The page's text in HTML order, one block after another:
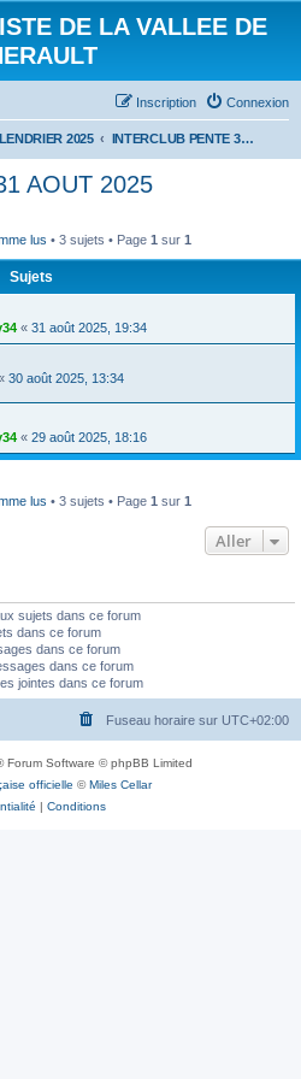
DE LA VALLEE DE
Connexion
Inscription
2025 INTERCLUB PENTE 31 AOUT 2025
AOUT 2025
lus • 3 sujets • Page 1 sur 1
Sujets
« 31 août 2025, 19:34
30 août 2025, 13:34
« 29 août 2025, 18:16
lus • 3 sujets • Page 1 sur 1
Aller
sujets dans ce forum
dans ce forum
dans ce forum
dans ce forum
jointes dans ce forum
Fuseau horaire sur UTC+02:00
Forum Software © phpBB Limited
officielle ©Miles Cellar
| Conditions